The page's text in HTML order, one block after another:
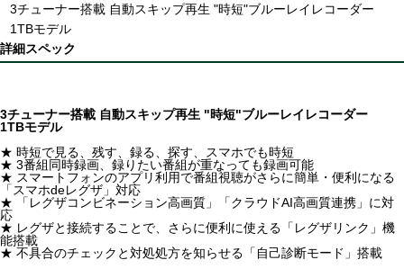
3チューナー搭載 自動スキップ再生 "時短"ブルーレイレコーダー
1TBモデル
詳細スペック
3チューナー搭載 自動スキップ再生 "時短"ブルーレイレコーダー
1TBモデル
★ 時短で見る、残す、録る、探す、スマホでも時短
★ 3番組同時録画、録りたい番組が重なっても録画可能
★ スマートフォンのアプリ利用で番組視聴がさらに簡単・便利になる
「スマホdeレグザ」対応
★ 「レグザコンビネーション高画質」「クラウドAI高画質連携」に対
応
★ レグザと接続することで、さらに便利に使える「レグザリンク」機
能搭載
★ 不具合のチェックと対処処方を知らせる「自己診断モード」搭載